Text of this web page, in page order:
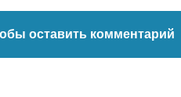
оставить комментарий